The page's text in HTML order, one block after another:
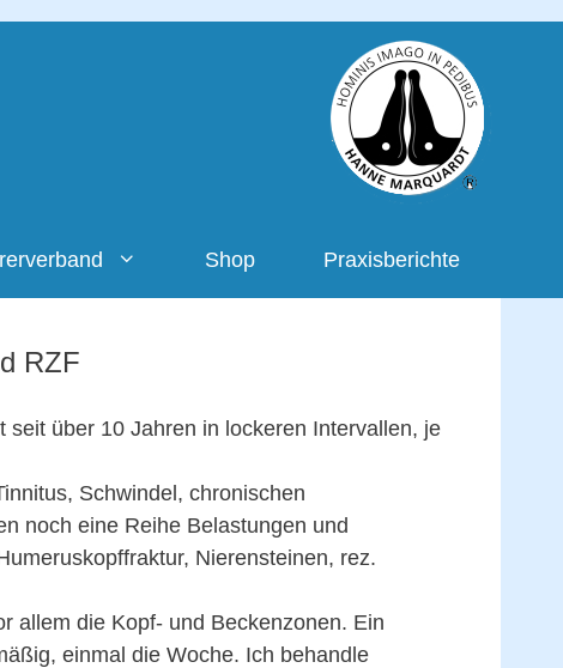
Shop Praxisberichte
RZF
über 10 Jahren in lockeren Intervallen, je
Schwindel, chronischen
noch eine Reihe Belastungen und
Nierensteinen, rez.
allem die Kopf- und Beckenzonen. Ein
einmal die Woche. Ich behandle